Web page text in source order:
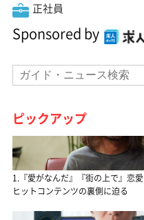
正社員
Sponsored by
ピックアップ
1.『愛がなんだ』『街の上で』恋
ヒットコンテンツの裏側に迫る